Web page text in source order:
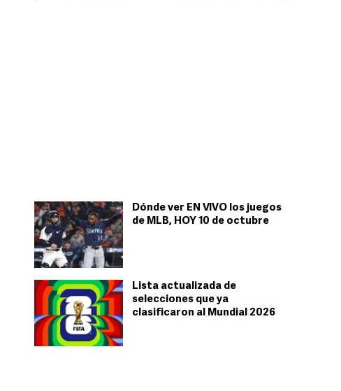
Dónde ver EN VIVO los juegos
de MLB, HOY 10 de octubre
Lista actualizada de
selecciones que ya
clasificaron al Mundial 2026